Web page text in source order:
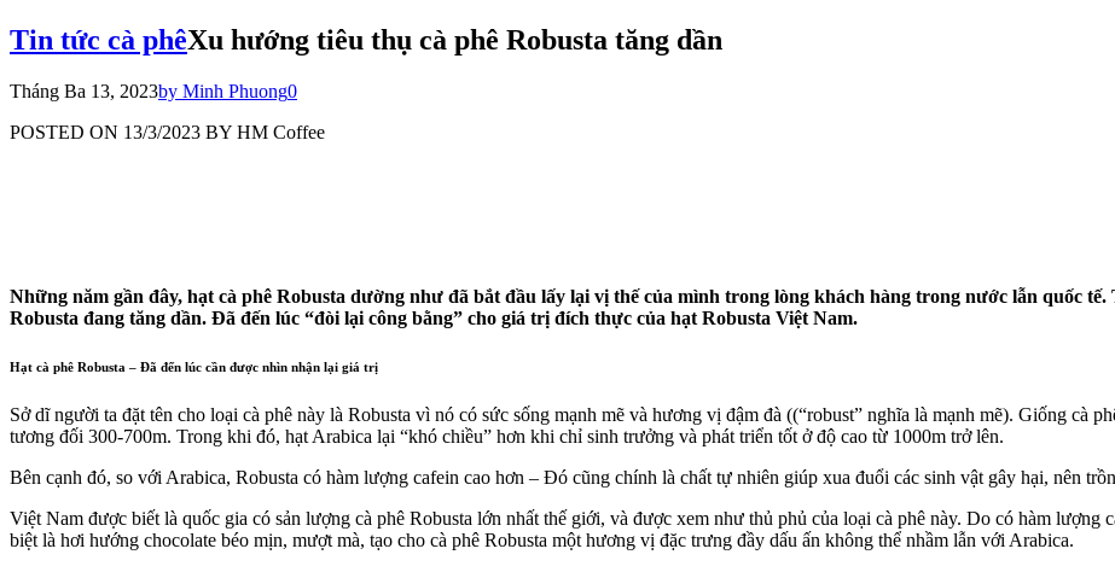
Tin tức cà phêXu hướng tiêu thụ cà phê Robusta tăng dần
Tháng Ba 13, 2023by Minh Phuong0
POSTED ON 13/3/2023 BY HM Coffee
Những năm gần đây, hạt cà phê Robusta dường như đã bắt đầu lấy lại vị thế của mình trong lòng khách hàng trong nước lẫn quốc
Robusta đang tăng dần. Đã đến lúc “đòi lại công bằng” cho giá trị đích thực của hạt Robusta Việt Nam.
Hạt cà phê Robusta – Đã đến lúc cần được nhìn nhận lại giá trị
Sở dĩ người ta đặt tên cho loại cà phê này là Robusta vì nó có sức sống mạnh mẽ và hương vị đậm đà ((“robust” nghĩa là mạnh mẽ). Giống cà
tương đối 300-700m. Trong khi đó, hạt Arabica lại “khó chiều” hơn khi chỉ sinh trưởng và phát triển tốt ở độ cao từ 1000m trở lên.
Bên cạnh đó, so với Arabica, Robusta có hàm lượng cafein cao hơn – Đó cũng chính là chất tự nhiên giúp xua đuổi các sinh vật gây hại, nên
Việt Nam được biết là quốc gia có sản lượng cà phê Robusta lớn nhất thế giới, và được xem như thủ phủ của loại cà phê này. Do có hàm lượng
biệt là hơi hướng chocolate béo mịn, mượt mà, tạo cho cà phê Robusta một hương vị đặc trưng đầy dấu ấn không thể nhầm lẫn với Arabica.